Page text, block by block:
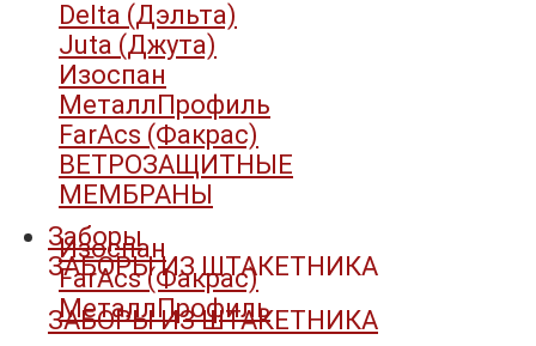
Delta (Дэльта)
Juta (Джута)
Изоспан
МеталлПрофиль
FarAcs (Факрас)
ВЕТРОЗАЩИТНЫЕ
МЕМБРАНЫ
Изоспан
FarAcs (Факрас)
МеталлПрофиль
Заборы
ЗАБОРЫ ИЗ ШТАКЕТНИКА
ЗАБОРЫ ИЗ ШТАКЕТНИКА